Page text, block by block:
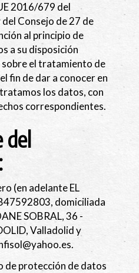
2016/679 del
Consejo de 27 de
al principio de
a su disposición
el tratamiento de
fin de dar a conocer en
los datos, con
correspondientes.
del
(en adelante EL
, domiciliada
SOBRAL, 36 -
,Valladolidy
.
de protección de datos